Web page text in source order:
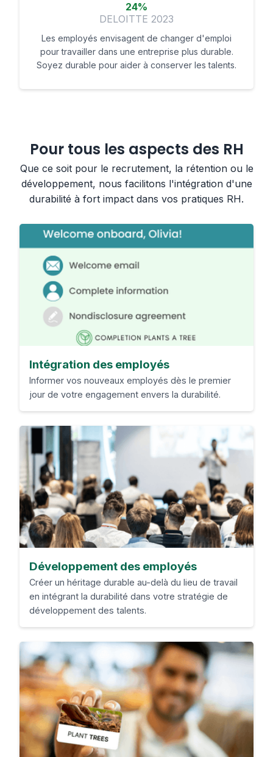
24%
DELOITTE 2023
Les employés envisagent de changer d'emploi
pour travailler dans une entreprise plus durable.
Soyez durable pour aider à conserver les talents.
Pour tous les aspects des RH
Que ce soit pour le recrutement, la rétention ou le
développement, nous facilitons l'intégration d'une
durabilité à fort impact dans vos pratiques RH.
Intégration des employés
Informer vos nouveaux employés dès le premier
jour de votre engagement envers la durabilité.
Développement des employés
Créer un héritage durable au-delà du lieu de travail
en intégrant la durabilité dans votre stratégie de
développement des talents.